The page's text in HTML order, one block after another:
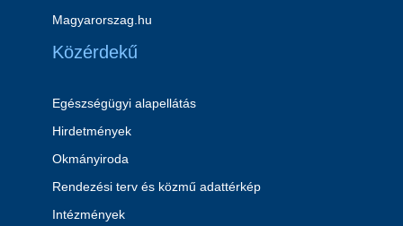
Magyarorszag.hu
Közérdekű
Egészségügyi alapellátás
Hirdetmények
Okmányiroda
Rendezési terv és közmű adattérkép
Intézmények